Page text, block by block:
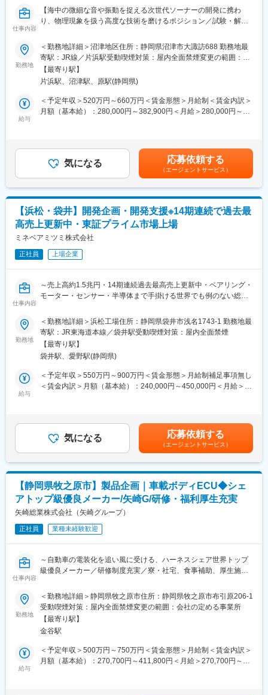
■ポジションの魅力：
現在最も注目が集まる半導体業界において、独自の光学技術を通
じて最先端企業のプロジェクトに深く携わることができます。入
での知識や経験を活かしてプロマネとして成長するキャリアステ
ップを実現できます。
■当社について
ム上場企業です。発電所や鉄道、上下水道施設向けの電気設備か
ら、EV急速充電器など次世代エネルギーまで幅広く手がけていま
務、1時間単位の有給、男女問わない育休取得、「くるみん」「え
るぼし」認定など働きやすさも充実しており、社員が”東光高岳で
働き続けたい”と感じられる環境を整えています。
変更の範囲：会社の定める業務
仕事内容
【海中の微細な音や振動を捉える次世代ソーナーの開発に携わ
り、物理現象を扱う高度な技術を磨けるポジション／試験・解析
メ】
■採用背景：防衛省向けソーナーシステムの新規開発および現行シ
ステムの機能改善を進める中で、試験・解析工程を担い将来は設
計・現地調整まで携わる次世代メンバーを増員します。
■業務内容：次世代ソーナー開発チームの一員として、まずは試作
音解析・水中音響解析といった各種シミュレーションを行い、得
られた結果を試験データと照合し妥当性を検証します。解析の過
程では、仮説を立てて検証する論理思考やデータ分析力が重要と
現地での動作確認や運用調整に参加する場面もあり、機器動作を
理解したうえで関係者と調整を行うコミュニケーション力が求め
られます。試験・解析・シミュレーション・設計補助まで一連の
工程を経験しながら、将来的に設計や現地調整を担う技術者へと
成長していく役割です。
■業務の魅力：物理現象を扱う独自性の高い技術領域で、解析から
設計補助まで幅広く経験できます。未知の領域を学ぶ探究心を発
揮でき、実機データとシミュレーションを突き合わせて理解を深
めるプロセスは、技術者としての成長に直結します。防衛分野の
も魅力です。
■働く環境：特機システム事業部 次世代ソーナーシステム部には
31名が所属し、ベテランと若手が協働するバランスの良い組織で
■キャリアパス：試作段階で水中音響・解析技術を習得した後、顧
■企業魅力：当社はソーナー・水中音響分野で実績を持ち、需要拡
大が見込まれる領域で技術開発を推進しています。長期的に専門
性を高められる技術基盤を有しています。
変更の範囲：会社の定める業務
勤務地
＜勤務地詳細＞沼津地区住所：静岡県沼津市大諏訪688 勤務地最
寄駅：JR線／片浜駅受動喫煙対策：屋内全面禁煙変更の範囲：会
社の定める事業所（リモートワーク含む）
【最寄り駅】
片浜駅、沼津駅、原駅(静岡県)
給与
＜予定年収＞520万円～660万円＜賃金形態＞月給制＜賃金内訳＞
月額（基本給）：280,000円～382,900円＜月給＞280,000円～
上、当社規定により決定します。具体的な金額は、採用選考合格
後に採用内定通知書にてお伝えします。■昇給：年1回（4月）■賞
与：年2回（6月、12月）賃金はあくまでも目安の金額であり、選
考を通じて上下する可能性があります。月給(月額)は固定手当を含
めた表記です。
気になる 応募依頼する
（エージェントサービス）
【浜松・袋井】開発企画・開発支援※14期連続で過去最
高売上更新中・東証プライム市場上場
ミネベアミツミ株式会社
正社員 上場企業
仕事内容
～売上高約1.5兆円・14期連続過去最高売上更新中・ベアリング・
モーター・センサー・半導体まで手掛ける世界でも例のない総合
◆採用背景:
現在、同社は14期連続で最高売上を更新しています。この成長マ
ーケットで、2029年に売上高2.5兆円、営業利益2,500億円を目標
としており技術開発部門における開発活動の支援体制強化のため
の増員募集です。
◆職務概要：
拠点内のプロジェクトリーダーやマネージャーだけでなく、他拠
点や社外の方とも関わりながら業務を進めて頂きます。
◆組織構成：
30代～50代の社員が主に活躍しております。
◆仕事の特徴とやりがい：
当社での開発テーマの初期段階での方向性に関与し、開発諸活動
への支援を行います。（開発活動自体は別チームが行います）
◆浜松工場について：
1986年に操業を開始した、電子機器事業部門のマザー工場とし
ザー工場として、素材の研究開発／製造技術の開発／海外工場の
支援／海外製造拠点の従業員研修をミッションとしています。そ
のため、若くして海外赴任を経験できるチャンスもあります。主
要製品としては、PMステッピングモーター、特殊モーター、液晶
しても、食堂／寮／社宅（複数棟）があり、独身の方もご家族持
ちの方も長期就業しやすい環境が整っています。
勤務地
＜勤務地詳細＞浜松工場住所：静岡県袋井市浅名1743-1 勤務地最
寄駅：JR東海道本線／袋井駅受動喫煙対策：屋内全面禁煙
【最寄り駅】
袋井駅、愛野駅(静岡県)
給与
＜予定年収＞550万円～900万円＜賃金形態＞月給制補足事項無し
＜賃金内訳＞月額（基本給）：240,000円～450,000円＜月給＞
回（6月、12月）※直近実績計7ヶ月分以上（業績連動方式）賃金
はあくまでも目安の金額であり、選考を通じて上下する可能性が
あります。月給(月額)は固定手当を含めた表記です。
気になる 応募依頼する
（エージェントサービス）
【静岡県牧之原市】製品企画｜車載ボディECU◆シェ
アトップ級優良メーカー/矢崎G/研修・福利厚生充実
矢崎総業株式会社（矢崎グループ）
正社員 業種未経験歓迎
仕事内容
～自動車の電装化を追い風に受ける、ハーネスシェア世界トップ
級優良メーカー／研修制度充実／寮・社宅、食事補助、厚生施設
【募集背景】
ボディ系制御ユニット(ボディECU)の製品企画および提案を積極
的に推進する中で、受注に繋がる企画提案力を強化するため。
【部・チームのミッション・業務概要】
自動車用低電圧電子製品(電子制御ユニットや電源分配/制御ボック
勤務地
＜勤務地詳細＞静岡県牧之原市住所：静岡県牧之原市布引原206-1
受動喫煙対策：屋内全面禁煙変更の範囲：会社の定める事業所
【最寄り駅】
金谷駅
給与
＜予定年収＞500万円～750万円＜賃金形態＞月給制＜賃金内訳＞
月額（基本給）：270,700円～411,800円＜月給＞270,700円～